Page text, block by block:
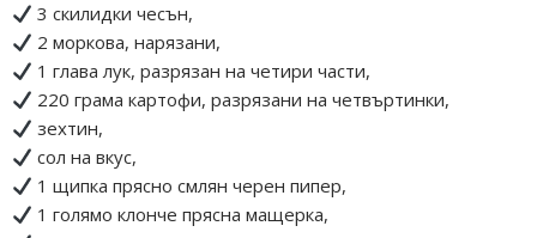
3 скилидки чесън,
2 моркова, нарязани,
1 глава лук, разрязан на четири части,
220 грама картофи, разрязани на четвъртинки,
зехтин,
сол на вкус,
1 щипка прясно смлян черен пипер,
1 голямо клонче прясна мащерка,